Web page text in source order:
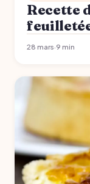
Recette
28 mars·9 min